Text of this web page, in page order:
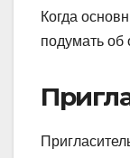
Когда
подумать об